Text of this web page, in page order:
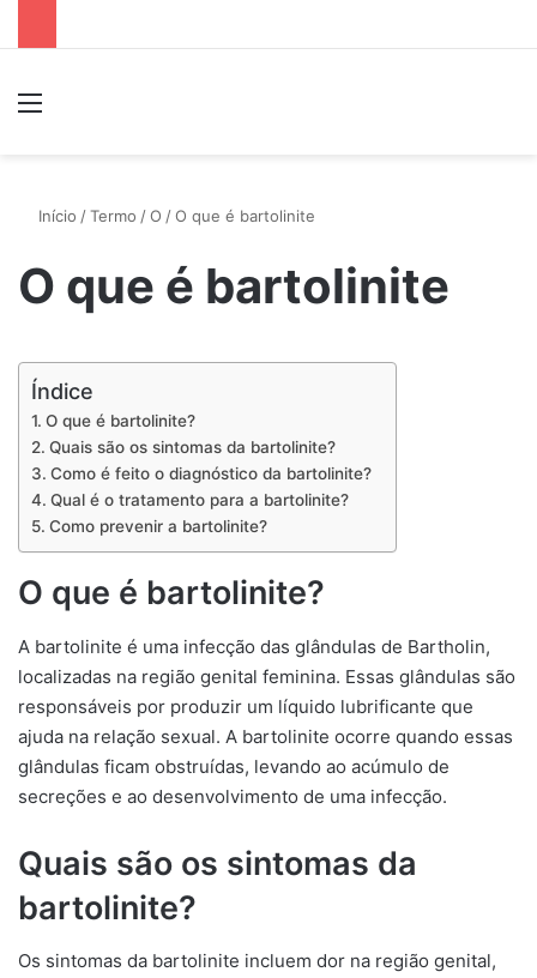
Início /Termo /O /O que é bartolinite
O que é bartolinite
Índice
O que é bartolinite?
Quais são os sintomas da bartolinite?
Como é feito o diagnóstico da bartolinite?
Qual é o tratamento para a bartolinite?
Como prevenir a bartolinite?
O que é bartolinite?
A bartolinite é uma infecção das glândulas de Bartholin,
localizadas na região genital feminina. Essas glândulas são
responsáveis por produzir um líquido lubrificante que
ajuda na relação sexual. A bartolinite ocorre quando essas
glândulas ficam obstruídas, levando ao acúmulo de
secreções e ao desenvolvimento de uma infecção.
Quais são os sintomas da
bartolinite?
Os sintomas da bartolinite incluem dor na região genital,